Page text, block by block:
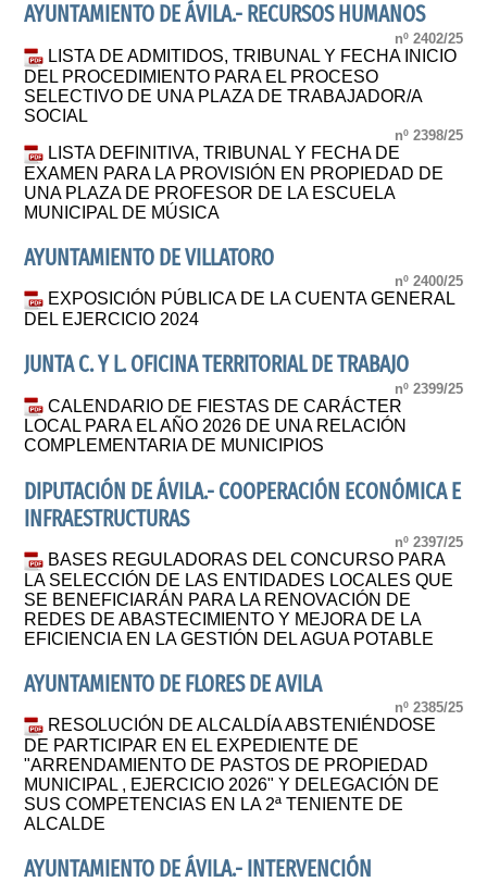
AYUNTAMIENTO DE ÁVILA.- RECURSOS HUMANOS
nº 2402/25
LISTA DE ADMITIDOS, TRIBUNAL Y FECHA INICIO
DEL PROCEDIMIENTO PARA EL PROCESO
SELECTIVO DE UNA PLAZA DE TRABAJADOR/A
SOCIAL
nº 2398/25
LISTA DEFINITIVA, TRIBUNAL Y FECHA DE
EXAMEN PARA LA PROVISIÓN EN PROPIEDAD DE
UNA PLAZA DE PROFESOR DE LA ESCUELA
MUNICIPAL DE MÚSICA
AYUNTAMIENTO DE VILLATORO
nº 2400/25
EXPOSICIÓN PÚBLICA DE LA CUENTA GENERAL
DEL EJERCICIO 2024
JUNTA C. Y L. OFICINA TERRITORIAL DE TRABAJO
nº 2399/25
CALENDARIO DE FIESTAS DE CARÁCTER
LOCAL PARA EL AÑO 2026 DE UNA RELACIÓN
COMPLEMENTARIA DE MUNICIPIOS
DIPUTACIÓN DE ÁVILA.- COOPERACIÓN ECONÓMICA E
INFRAESTRUCTURAS
nº 2397/25
BASES REGULADORAS DEL CONCURSO PARA
LA SELECCIÓN DE LAS ENTIDADES LOCALES QUE
SE BENEFICIARÁN PARA LA RENOVACIÓN DE
REDES DE ABASTECIMIENTO Y MEJORA DE LA
EFICIENCIA EN LA GESTIÓN DEL AGUA POTABLE
AYUNTAMIENTO DE FLORES DE AVILA
nº 2385/25
RESOLUCIÓN DE ALCALDÍA ABSTENIÉNDOSE
DE PARTICIPAR EN EL EXPEDIENTE DE
"ARRENDAMIENTO DE PASTOS DE PROPIEDAD
MUNICIPAL , EJERCICIO 2026" Y DELEGACIÓN DE
SUS COMPETENCIAS EN LA 2ª TENIENTE DE
ALCALDE
AYUNTAMIENTO DE ÁVILA.- INTERVENCIÓN